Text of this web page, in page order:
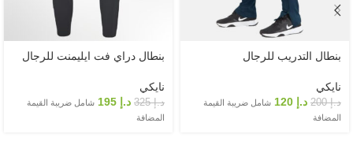
بنطال التدريب للرجال
نايكي
د.إ200 د.إ
شامل ضريبة القيمة
المضافة
بنطال دراي فت ايليمنت للرجال
نايكي
د.إ325 د.إ
شامل ضريبة القيمة
المضافة